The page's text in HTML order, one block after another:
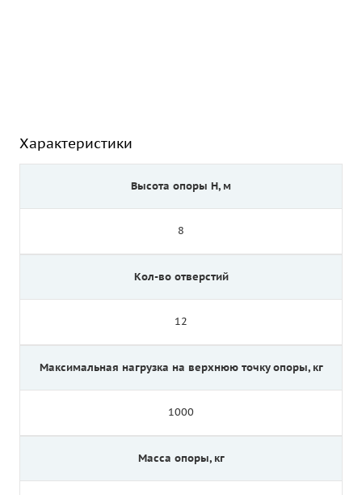
Характеристики
Высота опоры Н, м
8
Кол-во отверстий
12
Максимальная нагрузка на верхнюю точку опоры, кг
1000
Масса опоры, кг